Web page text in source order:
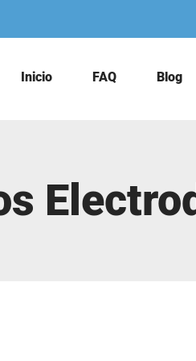
Inicio FAQ Blog